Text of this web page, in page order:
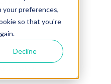
your preferences,
so that you're
Decline